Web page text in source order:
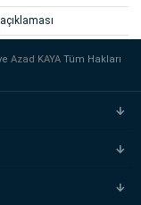
Azad KAYATüm Hakları